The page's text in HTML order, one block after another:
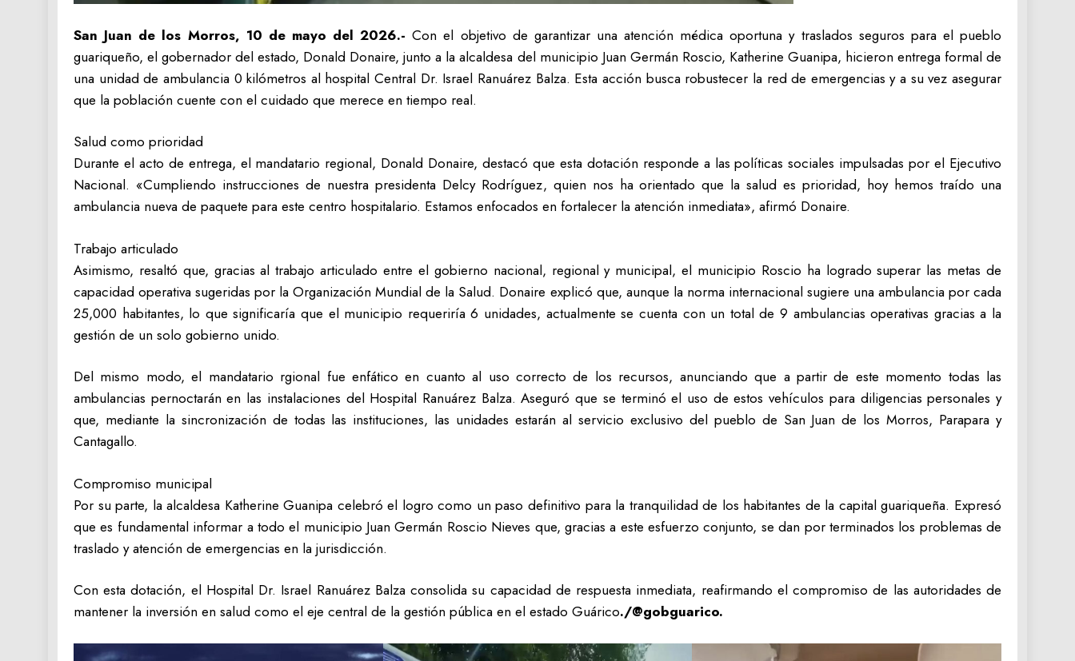
San Juan de los Morros, 10 de mayo del 2026.- Con el objetivo de garantizar una atención médica oportuna y traslados seguros para el pueblo
guariqueño, el gobernador del estado, Donald Donaire, junto a la alcaldesa del municipio Juan Germán Roscio, Katherine Guanipa, hicieron entrega formal de
una unidad de ambulancia 0 kilómetros al hospital Central Dr. Israel Ranuárez Balza. Esta acción busca robustecer la red de emergencias y a su vez asegurar
que la población cuente con el cuidado que merece en tiempo real.
Salud como prioridad
Durante el acto de entrega, el mandatario regional, Donald Donaire, destacó que esta dotación responde a las políticas sociales impulsadas por el Ejecutivo
Nacional. «Cumpliendo instrucciones de nuestra presidenta Delcy Rodríguez, quien nos ha orientado que la salud es prioridad, hoy hemos traído una
ambulancia nueva de paquete para este centro hospitalario. Estamos enfocados en fortalecer la atención inmediata», afirmó Donaire.
Trabajo articulado
Asimismo, resaltó que, gracias al trabajo articulado entre el gobierno nacional, regional y municipal, el municipio Roscio ha logrado superar las metas de
capacidad operativa sugeridas por la Organización Mundial de la Salud. Donaire explicó que, aunque la norma internacional sugiere una ambulancia por cada
25,000 habitantes, lo que significaría que el municipio requeriría 6 unidades, actualmente se cuenta con un total de 9 ambulancias operativas gracias a la
gestión de un solo gobierno unido.
Del mismo modo, el mandatario rgional fue enfático en cuanto al uso correcto de los recursos, anunciando que a partir de este momento todas las
ambulancias pernoctarán en las instalaciones del Hospital Ranuárez Balza. Aseguró que se terminó el uso de estos vehículos para diligencias personales y
que, mediante la sincronización de todas las instituciones, las unidades estarán al servicio exclusivo del pueblo de San Juan de los Morros, Parapara y
Cantagallo.
Compromiso municipal
Por su parte, la alcaldesa Katherine Guanipa celebró el logro como un paso definitivo para la tranquilidad de los habitantes de la capital guariqueña. Expresó
que es fundamental informar a todo el municipio Juan Germán Roscio Nieves que, gracias a este esfuerzo conjunto, se dan por terminados los problemas de
traslado y atención de emergencias en la jurisdicción.
Con esta dotación, el Hospital Dr. Israel Ranuárez Balza consolida su capacidad de respuesta inmediata, reafirmando el compromiso de las autoridades de
mantener la inversión en salud como el eje central de la gestión pública en el estado Guárico./@gobguarico.